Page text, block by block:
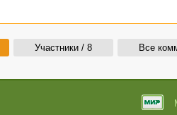
Участники / 8 Все